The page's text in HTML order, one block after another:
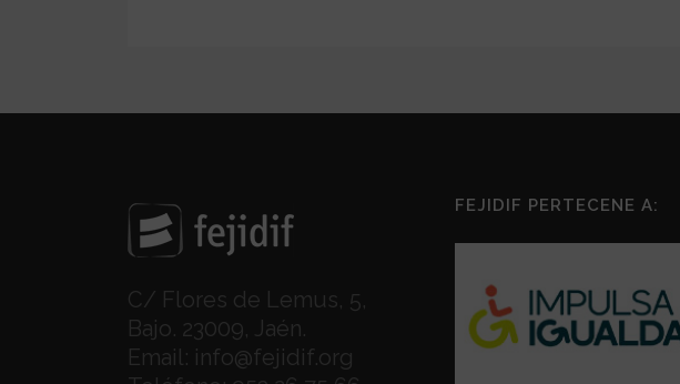
C/ Flores de Lemus, 5,
Bajo. 23009, Jaén.
Email: info@fejidif.org
FEJIDIF PERTECENE A: